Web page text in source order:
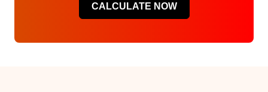
CALCULATE NOW